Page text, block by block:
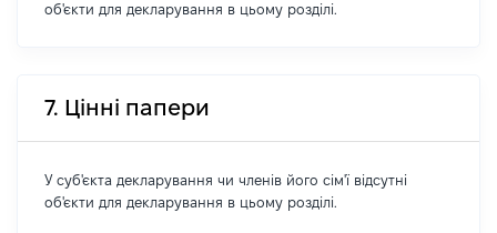
об'єкти для декларування в цьому розділі.
7. Цінні папери
У суб'єкта декларування чи членів його сім'ї відсутні
об'єкти для декларування в цьому розділі.